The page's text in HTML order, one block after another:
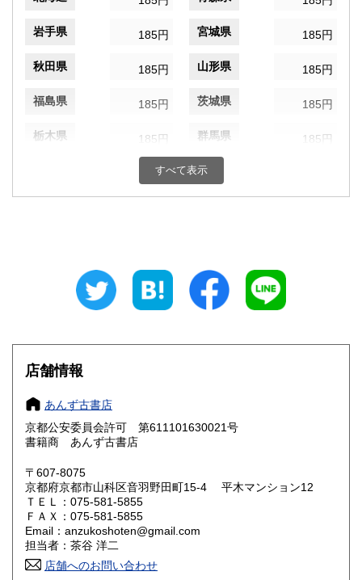
岩手県 185円 宮城県 185円
秋田県 185円 山形県 185円
福島県 185円 茨城県 185円
栃木県 185円 群馬県 185円
185円 千葉県
185円 福井県
185円 長野県
岐阜県 185円 静岡県 185円
愛知県
滋賀県
大阪府
奈良県 185円 和歌山県 185円
鳥取県 185円
岡山県
すべて表示
店舗情報
あんず古書店
京都公安委員会許可 第611101630021号
書籍商 あんず古書店
〒607-8075
京都府京都市山科区音羽野田町15‐4 平木マンション12
ＴＥＬ：075-581-5855
ＦＡＸ：075-581-5855
Email：anzukoshoten@gmail.com
担当者：茶谷 洋二
店舗へのお問い合わせ